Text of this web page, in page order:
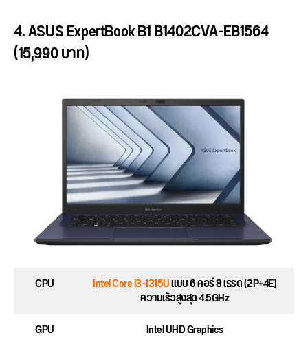
4. ASUS ExpertBook B1 B1402CVA-EB1564
(15,990 บาท)
CPU Intel Core i3-1315Uแบบ 6 คอร์ 8 เธรด (2P+4E)
ความเร็วสูงสุด 4.5GHz
GPU
Intel UHD Graphics